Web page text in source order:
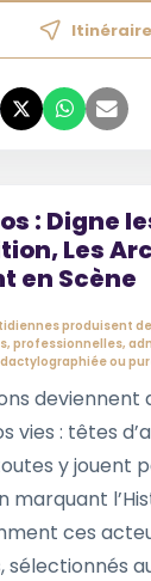
Itinéraire
: Digne
Les
en Scène
produisent
professionnelles,
ou
deviennent
vies : têtes
y jouent
marquant
ces
sélectionnés